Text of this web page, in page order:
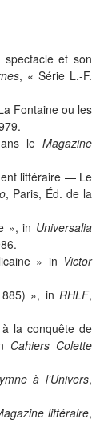
et son
, « Série L.-F.
Fontaine ou les
le Magazine
littéraire — Le
, Paris, Éd. de la
», in Universalia
» in Victor
», in RHLF,
la conquête de
Cahiers Colette
à l’Univers,
littéraire,